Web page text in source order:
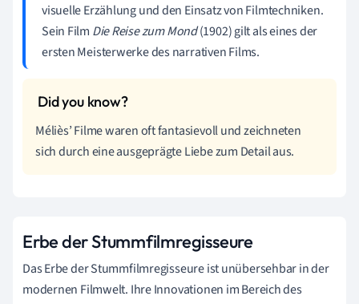
visuelle Erzählung und den Einsatz von Filmtechniken.
Sein Film Die Reise zum Mond(1902) gilt als eines der
ersten Meisterwerke des narrativen Films.
Méliès’ Filme waren oft fantasievoll und zeichneten
sich durch eine ausgeprägte Liebe zum Detail aus.
Erbe der Stummfilmregisseure
Das Erbe der Stummfilmregisseure ist unübersehbar in der
modernen Filmwelt. Ihre Innovationen im Bereich des